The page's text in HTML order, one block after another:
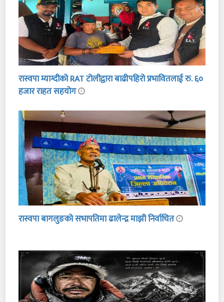
रास्वपा म्याग्दीको RAT टोलीद्वारा बाढीपहिरो प्रभावितलाई रु. ६०
हजार राहत सहयोग
रास्वपा बागलुङको सभापतिमा ढालेन्द्र माझी निर्वाचित